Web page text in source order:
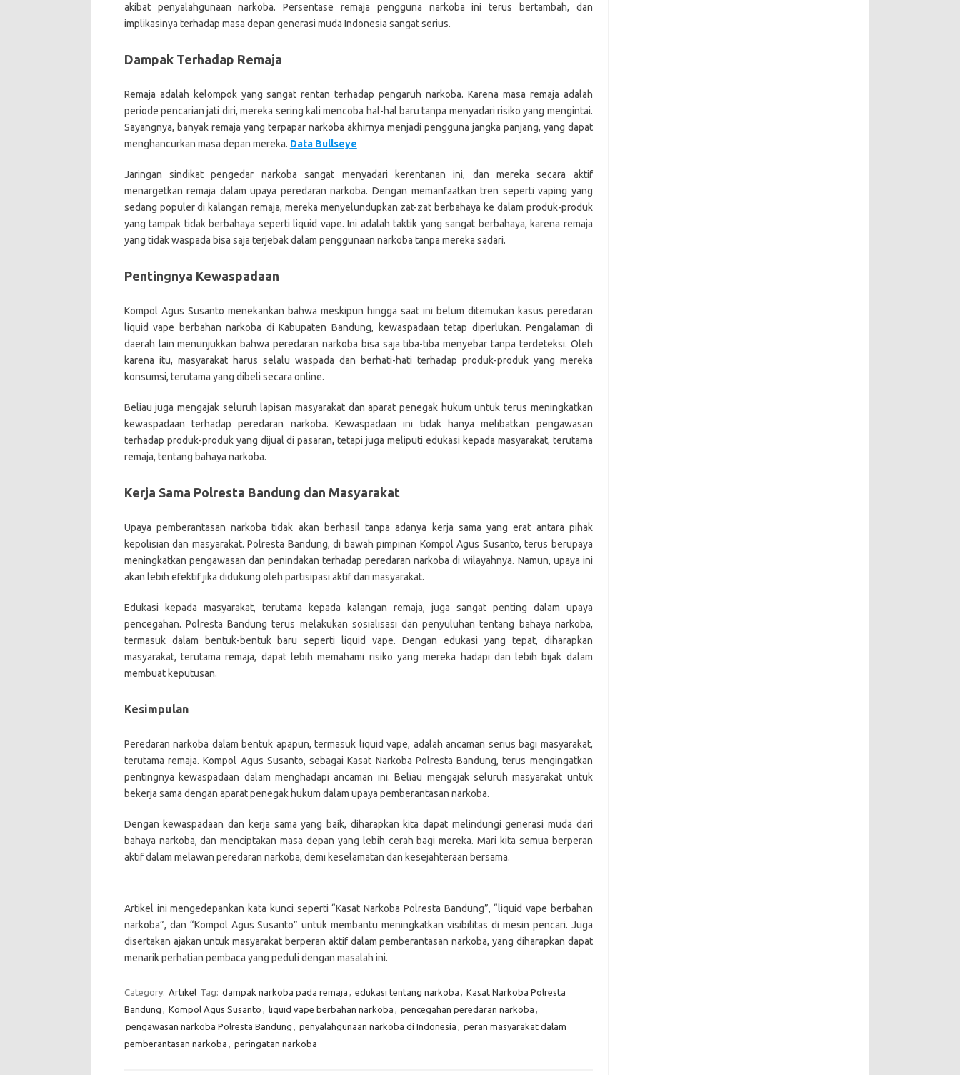
akibat penyalahgunaan narkoba. Persentase remaja pengguna narkoba ini terus bertambah, dan
implikasinya terhadap masa depan generasi muda Indonesia sangat serius.
Dampak Terhadap Remaja
Remaja adalah kelompok yang sangat rentan terhadap pengaruh narkoba. Karena masa remaja adalah
periode pencarian jati diri, mereka sering kali mencoba hal-hal baru tanpa menyadari risiko yang mengintai.
Sayangnya, banyak remaja yang terpapar narkoba akhirnya menjadi pengguna jangka panjang, yang dapat
menghancurkan masa depan mereka. Data Bullseye
Jaringan sindikat pengedar narkoba sangat menyadari kerentanan ini, dan mereka secara aktif
menargetkan remaja dalam upaya peredaran narkoba. Dengan memanfaatkan tren seperti vaping yang
sedang populer di kalangan remaja, mereka menyelundupkan zat-zat berbahaya ke dalam produk-produk
yang tampak tidak berbahaya seperti liquid vape. Ini adalah taktik yang sangat berbahaya, karena remaja
yang tidak waspada bisa saja terjebak dalam penggunaan narkoba tanpa mereka sadari.
Pentingnya Kewaspadaan
Kompol Agus Susanto menekankan bahwa meskipun hingga saat ini belum ditemukan kasus peredaran
liquid vape berbahan narkoba di Kabupaten Bandung, kewaspadaan tetap diperlukan. Pengalaman di
daerah lain menunjukkan bahwa peredaran narkoba bisa saja tiba-tiba menyebar tanpa terdeteksi. Oleh
karena itu, masyarakat harus selalu waspada dan berhati-hati terhadap produk-produk yang mereka
konsumsi, terutama yang dibeli secara online.
Beliau juga mengajak seluruh lapisan masyarakat dan aparat penegak hukum untuk terus meningkatkan
kewaspadaan terhadap peredaran narkoba. Kewaspadaan ini tidak hanya melibatkan pengawasan
terhadap produk-produk yang dijual di pasaran, tetapi juga meliputi edukasi kepada masyarakat, terutama
remaja, tentang bahaya narkoba.
Kerja Sama Polresta Bandung dan Masyarakat
Upaya pemberantasan narkoba tidak akan berhasil tanpa adanya kerja sama yang erat antara pihak
kepolisian dan masyarakat. Polresta Bandung, di bawah pimpinan Kompol Agus Susanto, terus berupaya
meningkatkan pengawasan dan penindakan terhadap peredaran narkoba di wilayahnya. Namun, upaya ini
akan lebih efektif jika didukung oleh partisipasi aktif dari masyarakat.
Edukasi kepada masyarakat, terutama kepada kalangan remaja, juga sangat penting dalam upaya
pencegahan. Polresta Bandung terus melakukan sosialisasi dan penyuluhan tentang bahaya narkoba,
termasuk dalam bentuk-bentuk baru seperti liquid vape. Dengan edukasi yang tepat, diharapkan
masyarakat, terutama remaja, dapat lebih memahami risiko yang mereka hadapi dan lebih bijak dalam
membuat keputusan.
Kesimpulan
Peredaran narkoba dalam bentuk apapun, termasuk liquid vape, adalah ancaman serius bagi masyarakat,
terutama remaja. Kompol Agus Susanto, sebagai Kasat Narkoba Polresta Bandung, terus mengingatkan
pentingnya kewaspadaan dalam menghadapi ancaman ini. Beliau mengajak seluruh masyarakat untuk
bekerja sama dengan aparat penegak hukum dalam upaya pemberantasan narkoba.
Dengan kewaspadaan dan kerja sama yang baik, diharapkan kita dapat melindungi generasi muda dari
bahaya narkoba, dan menciptakan masa depan yang lebih cerah bagi mereka. Mari kita semua berperan
aktif dalam melawan peredaran narkoba, demi keselamatan dan kesejahteraan bersama.
Artikel ini mengedepankan kata kunci seperti “Kasat Narkoba Polresta Bandung”, “liquid vape berbahan
narkoba”, dan “Kompol Agus Susanto” untuk membantu meningkatkan visibilitas di mesin pencari. Juga
disertakan ajakan untuk masyarakat berperan aktif dalam pemberantasan narkoba, yang diharapkan dapat
menarik perhatian pembaca yang peduli dengan masalah ini.
Category: Artikel Tag: dampak narkoba pada remaja edukasi tentang narkoba
Kasat Narkoba Polresta
Bandung
Kompol Agus Susanto liquid vape berbahan narkoba pencegahan peredaran narkoba
pengawasan narkoba Polresta Bandung
penyalahgunaan narkoba di Indonesia
peran masyarakat dalam
pemberantasan narkoba
peringatan narkoba